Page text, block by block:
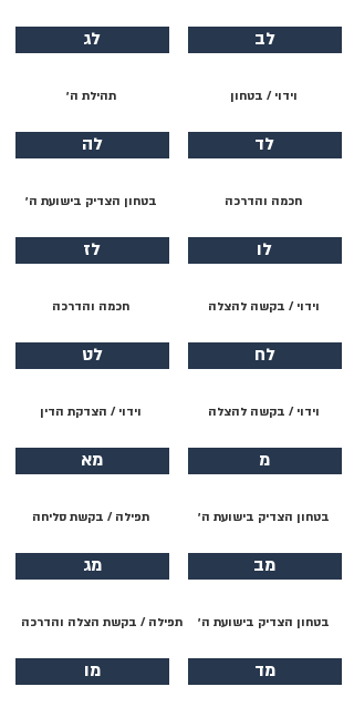
לב
וידוי / בטחון
לד
חכמה והדרכה
לו
וידוי / בקשה להצלה
לח
וידוי / בקשה להצלה
מ
בטחון הצדיק בישועת ה׳
מב
בטחון הצדיק בישועת ה׳
מד
לג
תהילת ה׳
לה
בטחון הצדיק בישועת ה׳
לז
חכמה והדרכה
לט
וידוי / הצדקת הדין
מא
תפילה / בקשת סליחה
מג
תפילה / בקשת הצלה והדרכה
מו